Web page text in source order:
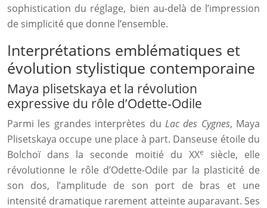
sophistication du réglage, bien au-delà de l’impression
de simplicité que donne l’ensemble.
Interprétations emblématiques et
évolution stylistique contemporaine
Maya plisetskaya et la révolution
expressive du rôle d’Odette-Odile
Parmi les grandes interprètes du Lac des Cygnes, Maya
Plisetskaya occupe une place à part. Danseuse étoile du
Bolchoï dans la seconde moitié du XXe
siècle, elle
révolutionne le rôle d’Odette-Odile par la plasticité de
son dos, l’amplitude de son port de bras et une
intensité dramatique rarement atteinte auparavant. Ses